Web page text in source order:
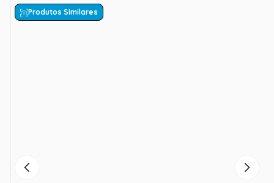
Produtos Similares